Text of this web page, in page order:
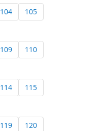
104 105
109 110
114 115
119 120